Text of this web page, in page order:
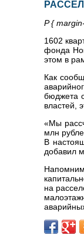
P {
1602
фонда
этом в
Как
бюджета
властей,
«Мы
млн
В
добавил
на